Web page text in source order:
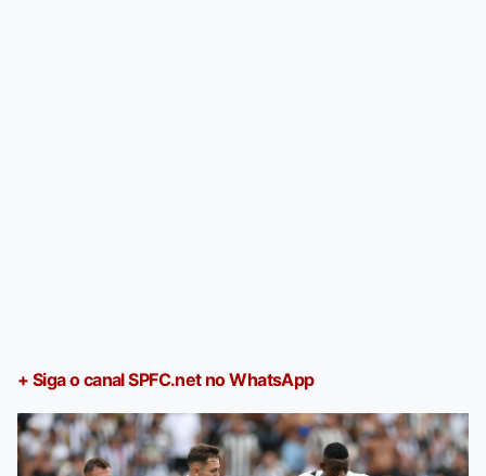
+ Siga o canal SPFC.net no WhatsApp